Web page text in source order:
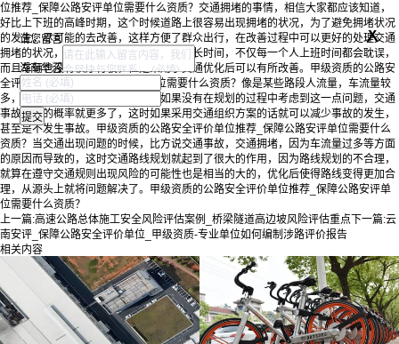
位推荐_保障公路安评单位需要什么资质？交通拥堵的事情，相信大家都应该知道，
好比上下班的高峰时期，这个时候道路上很容易出现拥堵的状况，为了避免拥堵状况
的发生，尽可能的去改善，这样方便了群众出行，在改善过程中可以更好的处理交通
拥堵的状况，就像是在上班的路上拥堵过长时间，不仅每一个人上班时间都会耽误，
而且车辆也没有秩序行驶，但是采用了交通优化后可以有所改善。甲级资质的公路安
全评价单位推荐_保障公路安评单位需要什么资质？像是某些路段人流量，车流量较
多，而这时很容易发生交通事故，如果没有在规划的过程中考虑到这一点问题，交通
事故发生的概率就更多了，这时如果采用交通组织方案的话就可以减少事故的发生，
甚至是不发生事故。甲级资质的公路安全评价单位推荐_保障公路安评单位需要什么
资质？当交通出现问题的时候，比方说交通事故，交通拥堵，因为车流量过多等方面
的原因而导致的，这时交通路线规划就起到了很大的作用，因为路线规划的不合理，
就算在遵守交通规则出现风险的可能性也是相当的大的，优化后使得路线变得更加合
理，从源头上就将问题解决了。甲级资质的公路安全评价单位推荐_保障公路安评单
位需要什么资质？
上一篇:高速公路总体施工安全风险评估案例_桥梁隧道高边坡风险评估重点下一篇:云
南安评_保障公路安全评价单位_甲级资质-专业单位如何编制涉路评价报告
相关内容
请您留言 x
湖南华咨